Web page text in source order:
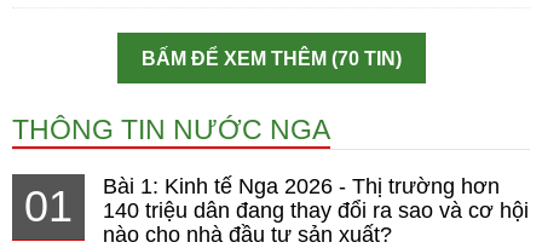
BẤM ĐỂ XEM THÊM (70 TIN)
THÔNG TIN NƯỚC NGA
01
Bài 1: Kinh tế Nga 2026 - Thị trường hơn
140 triệu dân đang thay đổi ra sao và cơ hội
nào cho nhà đầu tư sản xuất?